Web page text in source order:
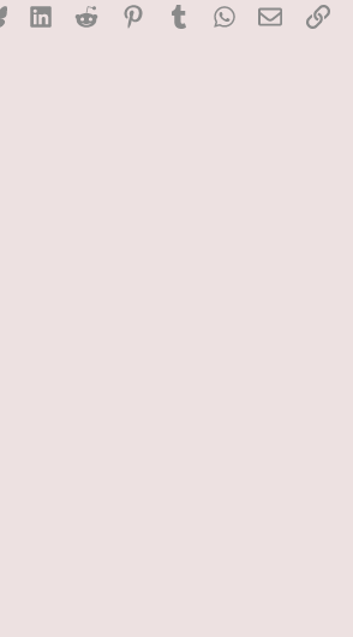
Bluesky LinkedInReddit PinterestTumblrWhatsApp
E-Mail